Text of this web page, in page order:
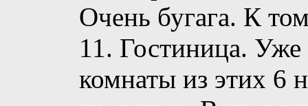
Очень бугага. К
11. Гостиница.
комнаты из этих 6